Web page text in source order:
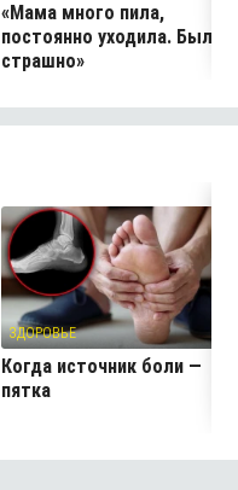
«Мама много пила,
постоянно уходила. Было
страшно»
ЗДОРОВЬЕ
Когда источник боли —
пятка